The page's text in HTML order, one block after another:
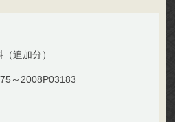
追加分）
～2008P03183